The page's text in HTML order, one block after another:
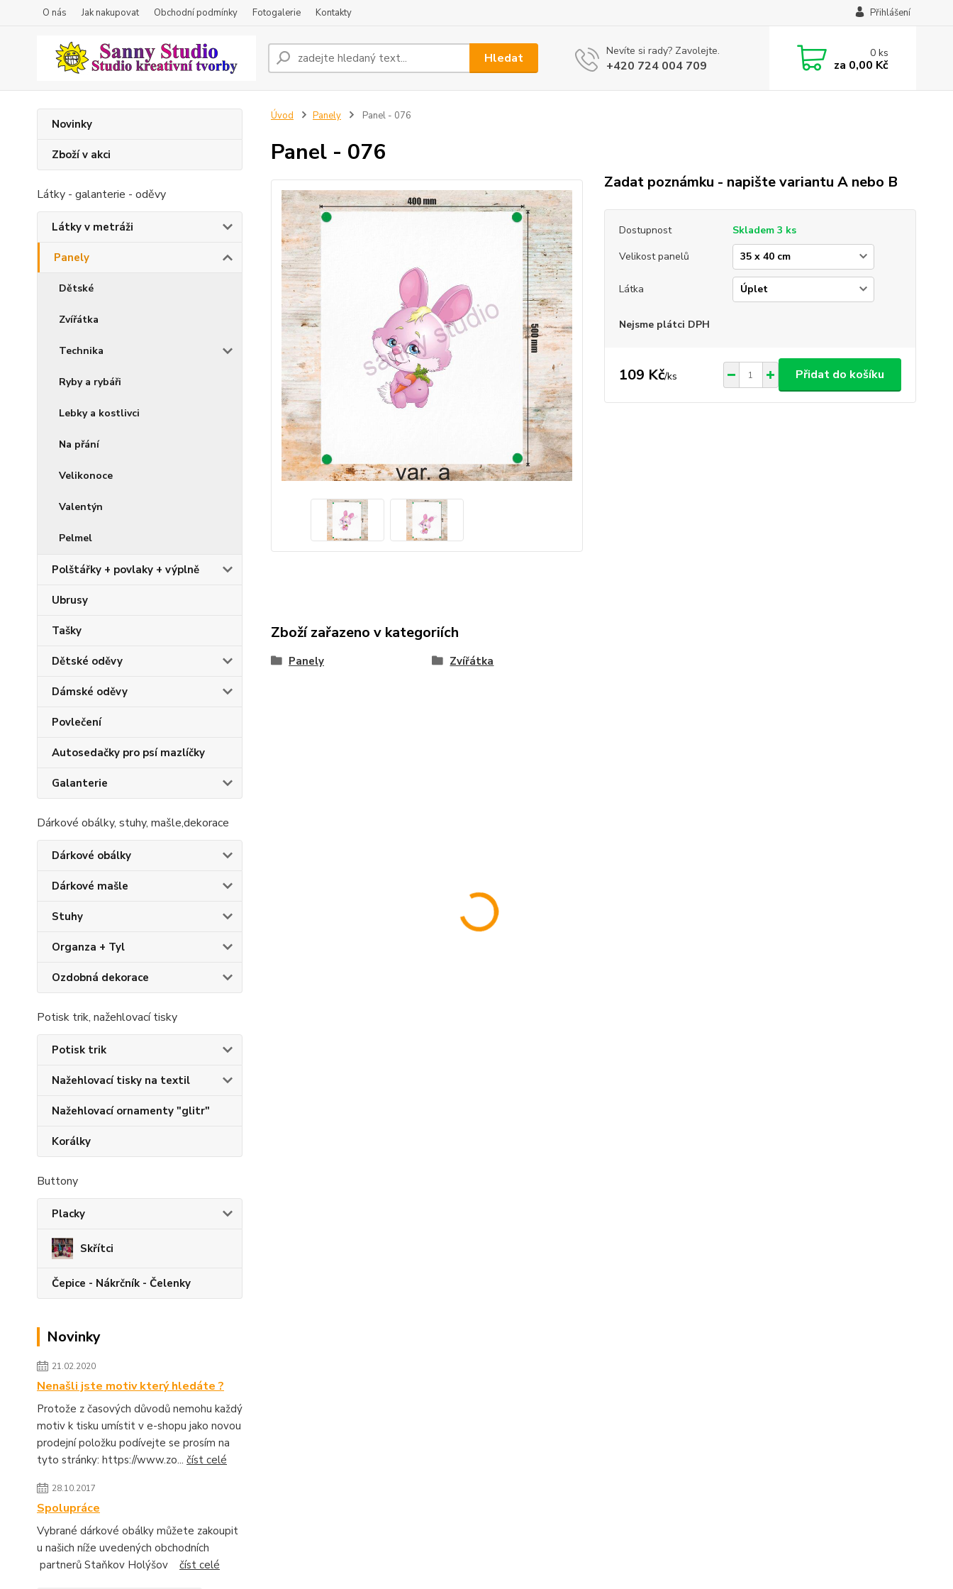
O nás Jak nakupovat Obchodní podmínky Fotogalerie Kontakty Přihlášení
Hledat Nevíte si rady? Zavolejte.
+420 724 004 709
0ks
za 0,00 Kč
Novinky
Zboží v akci
Látky - galanterie - oděvy
Látky v metráži
Panely
Dětské
Zvířátka
Technika
Ryby a rybáři
Lebky a kostlivci
Na přání
Velikonoce
Valentýn
Pelmel
Polštářky + povlaky + výplně
Ubrusy
Tašky
Dětské oděvy
Dámské oděvy
Povlečení
Autosedačky pro psí mazlíčky
Galanterie
Dárkové obálky, stuhy, mašle,dekorace
Dárkové obálky
Dárkové mašle
Stuhy
Organza + Tyl
Ozdobná dekorace
Potisk trik, nažehlovací tisky
Potisk trik
Nažehlovací tisky na textil
Nažehlovací ornamenty "glitr"
Korálky
Buttony
Placky
Skřítci
Čepice - Nákrčník - Čelenky
Novinky
21.02.2020
Nenašli jste motiv který hledáte ?
Protože z časových důvodů nemohu každý
motiv k tisku umístit v e-shopu jako novou
prodejní položku podívejte se prosím na
tyto stránky: https://www.zo... číst celé
28.10.2017
Spolupráce
Vybrané dárkové obálky můžete zakoupit
u našich níže uvedených obchodních
partnerů Staňkov Holýšov číst celé
Úvod Panely Panel - 076
Panel - 076
Zadat poznámku - napište variantu A nebo B
Dostupnost
Skladem 3 ks
Velikost panelů
Látka
Nejsme plátci DPH
109 Kč/ks Přidat do košíku
Zboží zařazeno v kategoriích
Panely Zvířátka